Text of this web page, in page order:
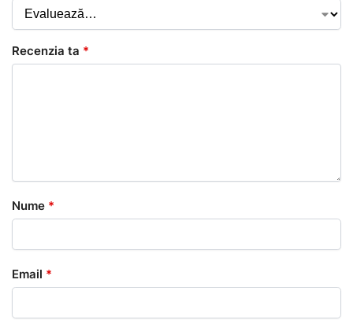
Recenzia ta *
Nume *
Email *